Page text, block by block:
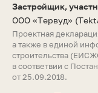
Застройщик,
ООО «Тервуд»
Проектная
а также в единой
строительства
в соответвии с
от 25.09.2018.